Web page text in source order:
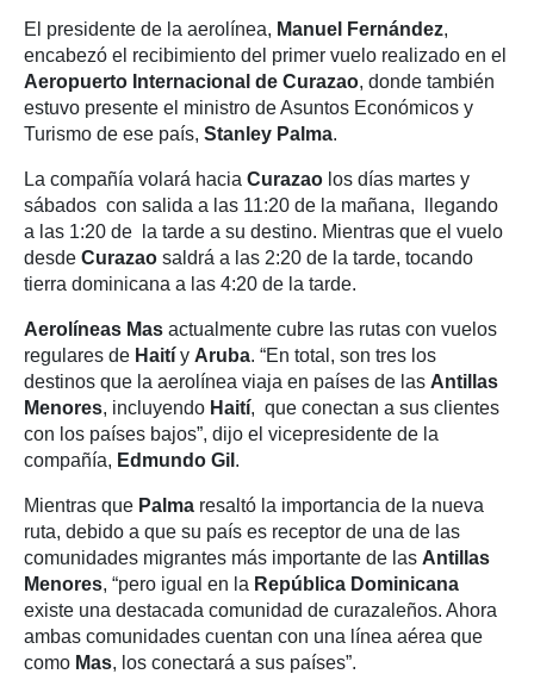
El presidente de la aerolínea, Manuel Fernández,
encabezó el recibimiento del primer vuelo realizado en el
Aeropuerto Internacional de Curazao, donde también
estuvo presente el ministro de Asuntos Económicos y
Turismo de ese país, Stanley Palma.
La compañía volará hacia Curazao los días martes y
sábados con salida a las 11:20 de la mañana, llegando
a las 1:20 de la tarde a su destino. Mientras que el vuelo
desde Curazao saldrá a las 2:20 de la tarde, tocando
tierra dominicana a las 4:20 de la tarde.
Aerolíneas Mas actualmente cubre las rutas con vuelos
regulares de Haití y Aruba. “En total, son tres los
destinos que la aerolínea viaja en países de las Antillas
Menores, incluyendo Haití, que conectan a sus clientes
con los países bajos”, dijo el vicepresidente de la
compañía, Edmundo Gil .
Mientras que Palma resaltó la importancia de la nueva
ruta, debido a que su país es receptor de una de las
comunidades migrantes más importante de las Antillas
Menores, “pero igual en la República Dominicana
existe una destacada comunidad de curazaleños. Ahora
ambas comunidades cuentan con una línea aérea que
como Mas, los conectará a sus países”.